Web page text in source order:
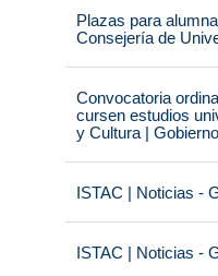
Plazas para
Consejería de
Convocatoria
cursen estudios
y Cultura |
ISTAC | Noticias -
ISTAC | Noticias -